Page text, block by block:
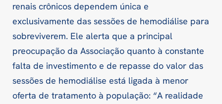
renais crônicos dependem única e
exclusivamente das sessões de hemodiálise para
sobreviverem. Ele alerta que a principal
preocupação da Associação quanto à constante
falta de investimento e de repasse do valor das
sessões de hemodiálise está ligada à menor
oferta de tratamento à população: “A realidade